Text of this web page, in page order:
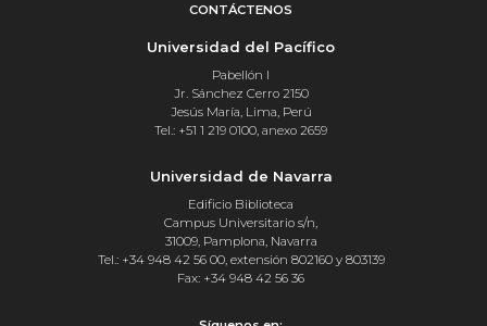
CONTÁCTENOS
Universidad del Pacífico
Pabellón I
Jr. Sánchez Cerro 2150
Jesús María, Lima, Perú
Tel.: +51 1 219 0100, anexo 2659
Universidad de Navarra
Edificio Biblioteca
Campus Universitario s/n,
31009, Pamplona, Navarra
Tel.: +34 948 42 56 00, extensión 802160 y 803139
Fax: +34 948 42 56 36